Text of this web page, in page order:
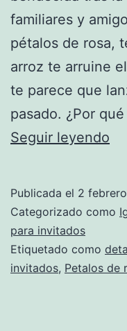
familiares y
pétalos de rosa,
arroz te arruine
te parece que
pasado. ¿Por
Seguir leyendo
de
Publicada el 2
Categorizado como
para invitados
Etiquetado como
invitados, Petalos de